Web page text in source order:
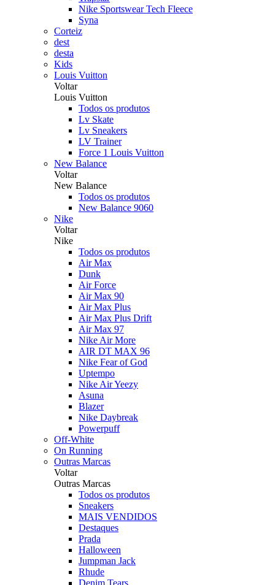
Nike Sportswear Tech Fleece
Syna
Corteiz
dest
desta
Kids
Louis Vuitton
Voltar
Louis Vuitton
Todos os produtos
Lv Skate
Lv Sneakers
LV Trainer
Force 1 Louis Vuitton
New Balance
Voltar
New Balance
Todos os produtos
New Balance 9060
Nike
Voltar
Nike
Todos os produtos
Air Max
Dunk
Air Force
Air Max 90
Air Max Plus
Air Max Plus Drift
Air Max 97
Nike Air More
AIR DT MAX 96
Nike Fear of God
Uptempo
Nike Air Yeezy
Asuna
Blazer
Nike Daybreak
Powerpuff
Off-White
On Running
Outras Marcas
Voltar
Outras Marcas
Todos os produtos
Sneakers
MAIS VENDIDOS
Destaques
Prada
Halloween
Jumpman Jack
Rhude
Denim Tears